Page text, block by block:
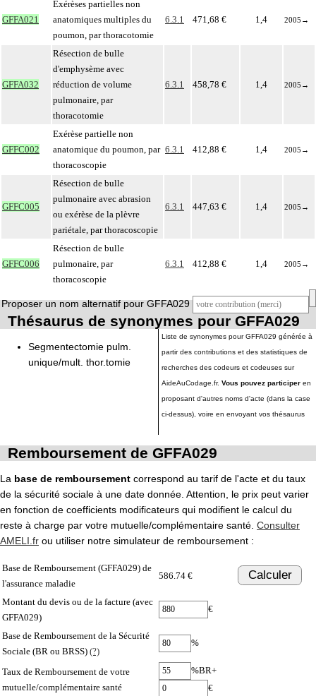
GFFA021
Exérèses partielles non
anatomiques multiples du
poumon, par thoracotomie
6.3.1 471,68 € 1,4 2005 →
GFFA032
Résection de bulle
d'emphysème avec
réduction de volume
pulmonaire, par
thoracotomie
6.3.1 458,78 € 1,4 2005 →
GFFC002
Exérèse partielle non
anatomique du poumon, par
thoracoscopie
6.3.1 412,88 € 1,4 2005 →
GFFC005
Résection de bulle
pulmonaire avec abrasion
ou exérèse de la plèvre
pariétale, par thoracoscopie
6.3.1 447,63 € 1,4 2005 →
GFFC006
Résection de bulle
pulmonaire, par
thoracoscopie
6.3.1 412,88 € 1,4 2005 →
Proposer un nom alternatif pour GFFA029
Thésaurus de synonymes pour GFFA029
Segmentectomie pulm.
unique/mult. thor.tomie
Liste de synonymes pour GFFA029 générée à
partir des contributions et des statistiques de
recherches des codeurs et codeuses sur
AideAuCodage.fr. Vous pouvez participer en
proposant d'autres noms d'acte (dans la case
ci-dessus), voire en envoyant vos thésaurus
Remboursement de GFFA029
La base de remboursement correspond au tarif de l'acte et du taux
de la sécurité sociale à une date donnée. Attention, le prix peut varier
en fonction de coefficients modificateurs qui modifient le calcul du
reste à charge par votre mutuelle/complémentaire santé. Consulter
AMELI.fr ou utiliser notre simulateur de remboursement :
Base de Remboursement (GFFA029) de
l'assurance maladie
586.74 € Calculer
Montant du devis ou de la facture (avec
GFFA029)
€
Base de Remboursement de la Sécurité
Sociale (BR ou BRSS) (?)
%
Taux de Remboursement de votre
mutuelle/complémentaire santé
%BR+
€